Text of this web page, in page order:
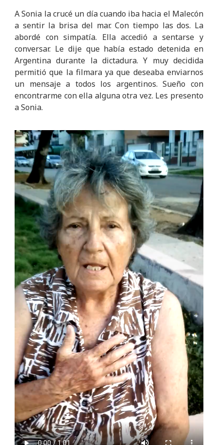
A Sonia la crucé un día cuando iba hacia el Malecón
a sentir la brisa del mar. Con tiempo las dos. La
abordé con simpatía. Ella accedió a sentarse y
conversar. Le dije que había estado detenida en
Argentina durante la dictadura. Y muy decidida
permitió que la filmara ya que deseaba enviarnos
un mensaje a todos los argentinos. Sueño con
encontrarme con ella alguna otra vez. Les presento
a Sonia.